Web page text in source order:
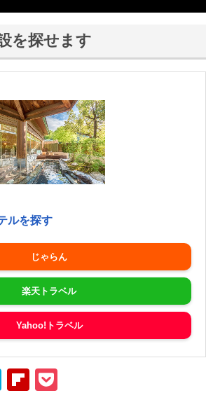
を探せます
ルを探す
じゃらん
楽天トラベル
Yahoo!トラベル
HatenaFlipboard